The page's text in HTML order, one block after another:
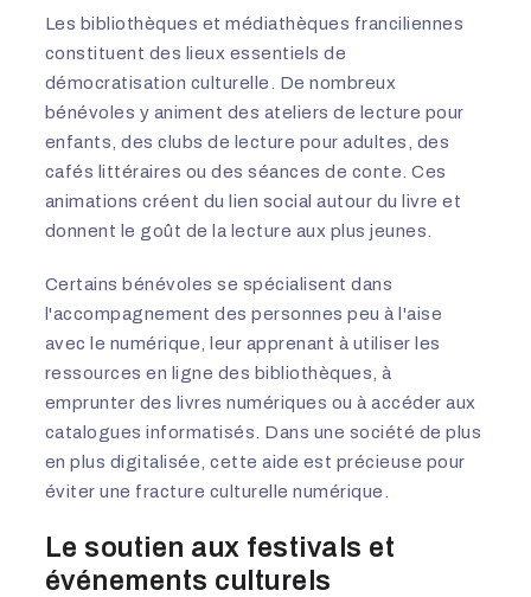
Les bibliothèques et médiathèques franciliennes
constituent des lieux essentiels de
démocratisation culturelle. De nombreux
bénévoles y animent des ateliers de lecture pour
enfants, des clubs de lecture pour adultes, des
cafés littéraires ou des séances de conte. Ces
animations créent du lien social autour du livre et
donnent le goût de la lecture aux plus jeunes.
Certains bénévoles se spécialisent dans
l'accompagnement des personnes peu à l'aise
avec le numérique, leur apprenant à utiliser les
ressources en ligne des bibliothèques, à
emprunter des livres numériques ou à accéder aux
catalogues informatisés. Dans une société de plus
en plus digitalisée, cette aide est précieuse pour
éviter une fracture culturelle numérique.
Le soutien aux festivals et
événements culturels